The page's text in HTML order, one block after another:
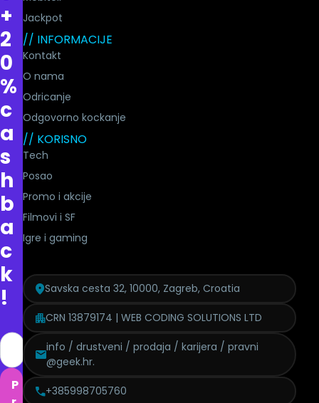
+
2
0
%
c
a
s
h
b
a
c
k
!
P
Jackpot
// INFORMACIJE
Kontakt
O nama
Odricanje
Odgovorno kockanje
// KORISNO
Tech
Posao
Promo i akcije
Filmovi i SF
Igre i gaming
Savska cesta 32, 10000, Zagreb, Croatia
CRN 13879174 | WEB CODING SOLUTIONS LTD
info / drustveni / prodaja / karijera / pravni
@geek.hr.
+385998705760